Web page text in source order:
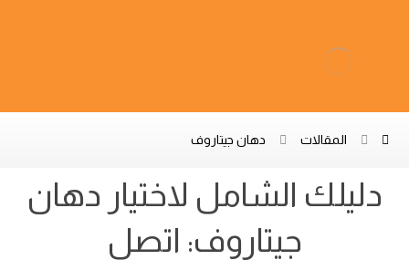
المقالات دهان جيتاروف
دليلك الشامل لاختيار دهان
جيتاروف: اتصل